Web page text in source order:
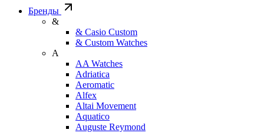
Бренды
&
& Casio Custom
& Custom Watches
A
AA Watches
Adriatica
Aeromatic
Alfex
Altai Movement
Aquatico
Auguste Reymond